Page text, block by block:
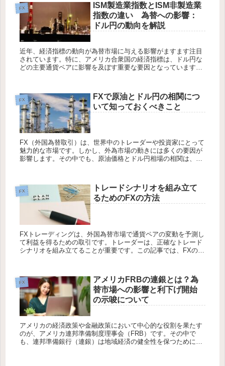
FX
ISM製造業指数とISM非製造業
指数の違い 為替への影響：
ドル円の動向を解説
近年、経済指標の動向が為替市場に与える影響がますます注目
されています。特に、アメリカ合衆国の経済指標は、ドル円な
どの主要通貨ペアに影響を及ぼす重要な要因となっています。
FX
FXで原油とドル円の相関につ
いて知っておくべきこと
FX（外国為替取引）は、世界中のトレーダーや投資家にとって
魅力的な市場です。しかし、外為市場の動きには多くの要因が
影響します。その中でも、原油価格とドル円相場の相関は、特
FX
トレードシナリオを組み立て
るためのFXの方法
FXトレーディングは、外国為替市場で通貨ペアの変動を予測し
て利益を得るための取引です。トレーダーは、正確なトレード
シナリオを組み立てることが重要です。この記事では、FXのト
FX
アメリカFRBの連銀とは？為
替市場への影響と利下げ開始
の示唆について
アメリカの経済政策や金融政策において中心的な役割を果たす
のが、アメリカ連邦準備制度理事会（FRB）です。その中で
も、連邦準備銀行（連銀）は地域経済の健全性を保つために活